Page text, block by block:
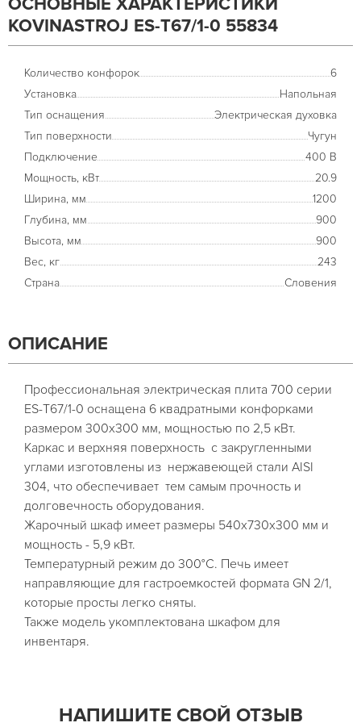
ОСНОВНЫЕ ХАРАКТЕРИСТИКИ
KOVINASTROJ ES-Т67/1-0 55834
Количество конфорок
6
Установка
Напольная
Тип оснащения
Электрическая духовка
Тип поверхности
Чугун
Подключение
400 В
Мощность, кВт
20.9
Ширина, мм
1200
Глубина, мм
900
Высота, мм
900
Вес, кг
243
Страна
Словения
ОПИСАНИЕ
Профессиональная электрическая плита 700 серии
ES-Т67/1-0 оснащена 6 квадратными конфорками
размером 300х300 мм, мощностью по 2,5 кВт.
Каркас и верхняя поверхность с закругленными
углами изготовлены из нержавеющей стали AISI
304, что обеспечивает тем самым прочность и
долговечность оборудования.
Жарочный шкаф имеет размеры 540х730х300 мм и
мощность - 5,9 кВт.
Температурный режим до 300°C. Печь имеет
направляющие для гастроемкостей формата GN 2/1,
которые просты легко сняты.
Также модель укомплектована шкафом для
инвентаря.
НАПИШИТЕ СВОЙ ОТЗЫВ